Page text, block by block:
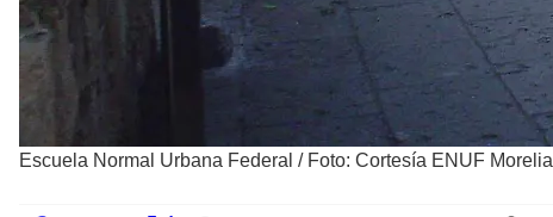
Escuela Normal Urbana Federal / Foto: Cortesía ENUF Morelia